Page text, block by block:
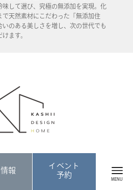
して選び、究極の無添加を実現。化
天然素材にこだわった「無添加住
のある美しさを増し、次の世代でも
ます。
DESIGN HOME
報
イベント
予約